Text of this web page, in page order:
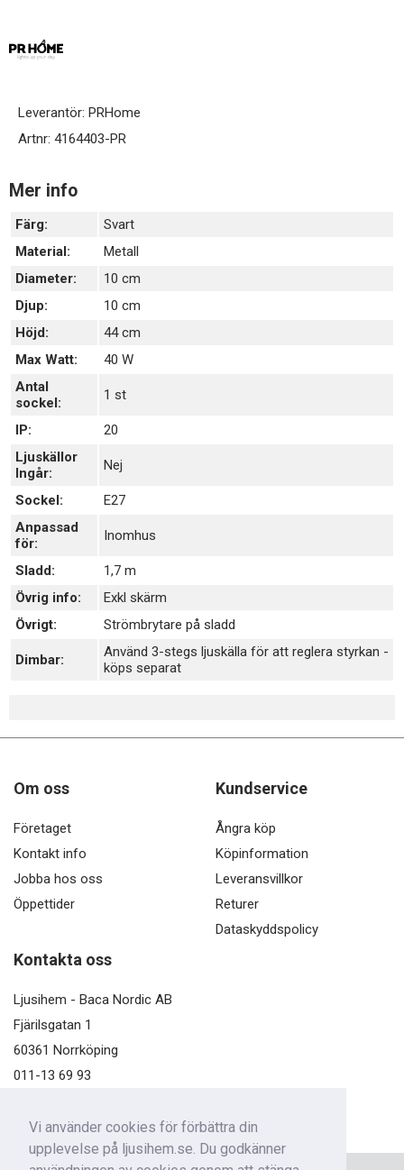
Vi använder cookies för förbättra din
upplevelse på ljusihem.se. Du godkänner
E27 sockel. Ledad lamphållare som innebär att du alltid kan
justera så att skärmen blir rak.
Leverantör: PRHome
Artnr: 4164403-PR
Mer info
Färg:
Svart
Material:
Metall
Diameter:
10 cm
Djup:
10 cm
Höjd:
44 cm
Max Watt:
40 W
Antal
sockel:
1 st
IP:
20
Ljuskällor
Ingår:
Nej
Sockel:
E27
Anpassad
för:
Inomhus
Sladd:
1,7 m
Övrig info:
Exkl skärm
Övrigt:
Strömbrytare på sladd
Dimbar:
Använd 3-stegs ljuskälla för att reglera styrkan -
köps separat
Om oss
Företaget
Kontakt info
Jobba hos oss
Öppettider
Kundservice
Ångra köp
Köpinformation
Leveransvillkor
Returer
Dataskyddspolicy
Kontakta oss
Ljusihem - Baca Nordic AB
Fjärilsgatan 1
60361 Norrköping
011-13 69 93